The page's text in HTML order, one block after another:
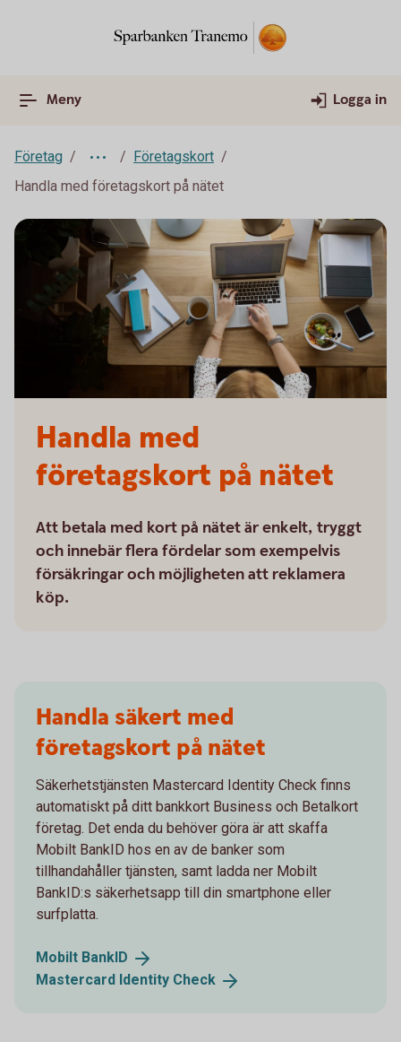
Meny Logga in
Företag
Företagskort
Handla med företagskort på nätet
Handla med
företagskort på nätet
Att betala med kort på nätet är enkelt, tryggt
och innebär flera fördelar som exempelvis
försäkringar och möjligheten att reklamera
köp.
Handla säkert med
företagskort på nätet
Säkerhetstjänsten Mastercard Identity Check finns
automatiskt på ditt bankkort Business och Betalkort
företag. Det enda du behöver göra är att skaffa
Mobilt BankID hos en av de banker som
tillhandahåller tjänsten, samt ladda ner Mobilt
BankID:s säkerhetsapp till din smartphone eller
surfplatta.
Mobilt BankID
Mastercard Identity Check